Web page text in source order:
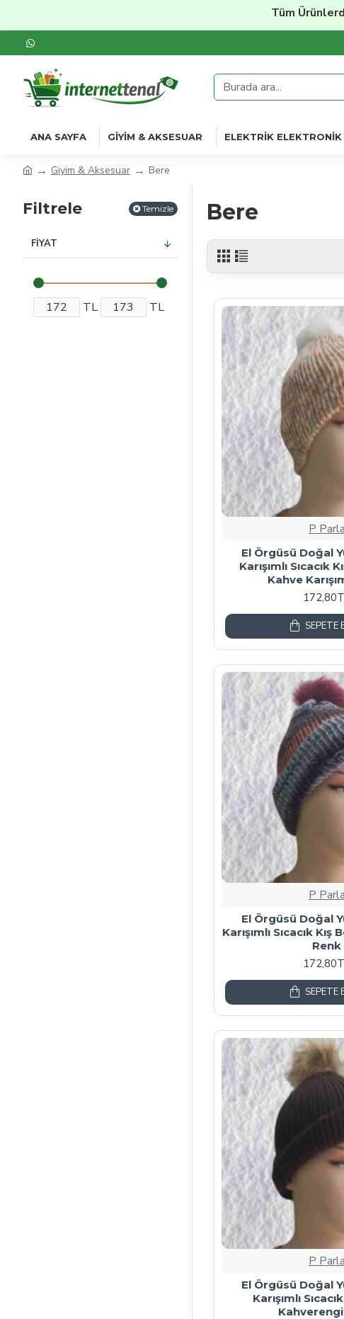
Tüm Ürünlerde%20'ye
ANA SAYFA GIYIM & AKSESUAR ELEKTRIK ELEKTRONIK
Giyim & Aksesuar Bere
Filtrele Temizle
FIYAT
TL TL
Bere
P Parla
El Örgüsü Doğal
Karışımlı Sıcacık
Kahve
SEPETE
P Parla
El Örgüsü Doğal
Karışımlı Sıcacık Kış
Renk
SEPETE
P Parla
El Örgüsü Doğal
Karışımlı